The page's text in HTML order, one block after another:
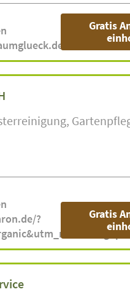
Gratis
?
Gratis